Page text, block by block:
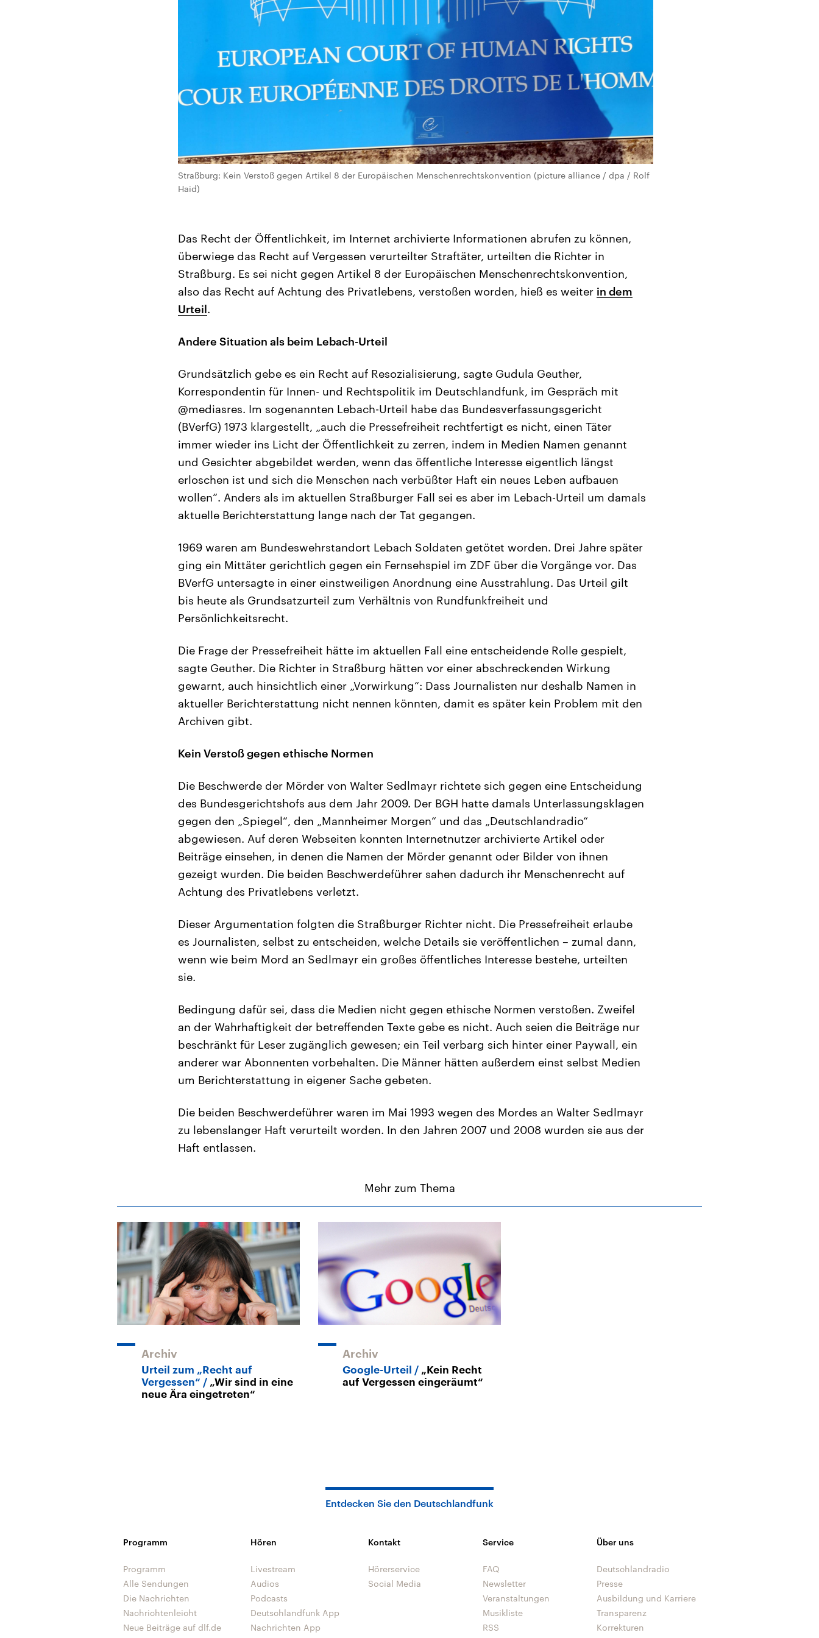
Straßburg: Kein Verstoß gegen Artikel 8 der Europäischen Menschenrechtskonvention (picture alliance / dpa / Rolf
Haid)
Das Recht der Öffentlichkeit, im Internet archivierte Informationen abrufen zu können,
überwiege das Recht auf Vergessen verurteilter Straftäter, urteilten die Richter in
Straßburg. Es sei nicht gegen Artikel 8 der Europäischen Menschenrechtskonvention,
also das Recht auf Achtung des Privatlebens, verstoßen worden, hieß es weiter in dem
Urteil.
Andere Situation als beim Lebach-Urteil
Grundsätzlich gebe es ein Recht auf Resozialisierung, sagte Gudula Geuther,
Korrespondentin für Innen- und Rechtspolitik im Deutschlandfunk, im Gespräch mit
@mediasres. Im sogenannten Lebach-Urteil habe das Bundesverfassungsgericht
(BVerfG) 1973 klargestellt, „auch die Pressefreiheit rechtfertigt es nicht, einen Täter
immer wieder ins Licht der Öffentlichkeit zu zerren, indem in Medien Namen genannt
und Gesichter abgebildet werden, wenn das öffentliche Interesse eigentlich längst
erloschen ist und sich die Menschen nach verbüßter Haft ein neues Leben aufbauen
wollen“. Anders als im aktuellen Straßburger Fall sei es aber im Lebach-Urteil um damals
aktuelle Berichterstattung lange nach der Tat gegangen.
1969 waren am Bundeswehrstandort Lebach Soldaten getötet worden. Drei Jahre später
ging ein Mittäter gerichtlich gegen ein Fernsehspiel im ZDF über die Vorgänge vor. Das
BVerfG untersagte in einer einstweiligen Anordnung eine Ausstrahlung. Das Urteil gilt
bis heute als Grundsatzurteil zum Verhältnis von Rundfunkfreiheit und
Persönlichkeitsrecht.
Die Frage der Pressefreiheit hätte im aktuellen Fall eine entscheidende Rolle gespielt,
sagte Geuther. Die Richter in Straßburg hätten vor einer abschreckenden Wirkung
gewarnt, auch hinsichtlich einer „Vorwirkung“: Dass Journalisten nur deshalb Namen in
aktueller Berichterstattung nicht nennen könnten, damit es später kein Problem mit den
Archiven gibt.
Kein Verstoß gegen ethische Normen
Die Beschwerde der Mörder von Walter Sedlmayr richtete sich gegen eine Entscheidung
des Bundesgerichtshofs aus dem Jahr 2009. Der BGH hatte damals Unterlassungsklagen
gegen den „Spiegel“, den „Mannheimer Morgen“ und das „Deutschlandradio“
abgewiesen. Auf deren Webseiten konnten Internetnutzer archivierte Artikel oder
Beiträge einsehen, in denen die Namen der Mörder genannt oder Bilder von ihnen
gezeigt wurden. Die beiden Beschwerdeführer sahen dadurch ihr Menschenrecht auf
Achtung des Privatlebens verletzt.
Dieser Argumentation folgten die Straßburger Richter nicht. Die Pressefreiheit erlaube
es Journalisten, selbst zu entscheiden, welche Details sie veröffentlichen – zumal dann,
wenn wie beim Mord an Sedlmayr ein großes öffentliches Interesse bestehe, urteilten
sie.
Bedingung dafür sei, dass die Medien nicht gegen ethische Normen verstoßen. Zweifel
an der Wahrhaftigkeit der betreffenden Texte gebe es nicht. Auch seien die Beiträge nur
beschränkt für Leser zugänglich gewesen; ein Teil verbarg sich hinter einer Paywall, ein
anderer war Abonnenten vorbehalten. Die Männer hätten außerdem einst selbst Medien
um Berichterstattung in eigener Sache gebeten.
Die beiden Beschwerdeführer waren im Mai 1993 wegen des Mordes an Walter Sedlmayr
zu lebenslanger Haft verurteilt worden. In den Jahren 2007 und 2008 wurden sie aus der
Haft entlassen.
Mehr zum Thema
Archiv
Urteil zum „Recht auf
Vergessen“
„Wir sind in eine
neue Ära eingetreten“
Archiv
Google-Urteil
„Kein Recht
auf Vergessen eingeräumt“
Entdecken Sie den Deutschlandfunk
Programm
Programm
Alle Sendungen
Die Nachrichten
Nachrichtenleicht
Neue Beiträge auf dlf.de
Hören
Livestream
Audios
Podcasts
Deutschlandfunk App
Nachrichten App
Kontakt
Hörerservice
Social Media
Service
FAQ
Newsletter
Veranstaltungen
Musikliste
RSS
Über uns
Deutschlandradio
Presse
Ausbildung und Karriere
Transparenz
Korrekturen